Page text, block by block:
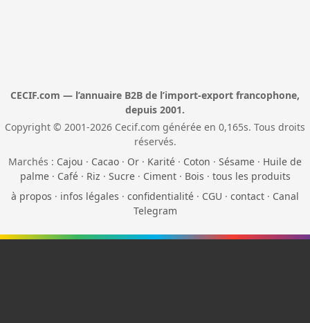
CECIF.com — l’annuaire B2B de l’import-export francophone,
depuis 2001.
Copyright © 2001-2026 Cecif.com générée en 0,165s. Tous droits
réservés.
Marchés : Cajou · Cacao · Or · Karité · Coton · Sésame · Huile de
palme· Café· Riz · Sucre· Ciment· Bois · tous les produits
à propos · infos légales · confidentialité · CGU · contact · Canal
Telegram